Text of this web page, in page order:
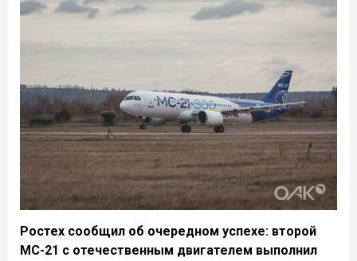
Ростех сообщил об очередном успехе: второй
МС-21 с отечественным двигателем выполнил